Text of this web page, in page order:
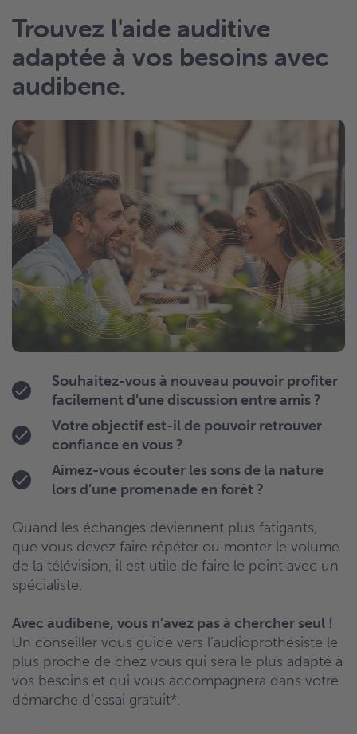
Trouvez l'aide auditive
adaptée à vos besoins avec
audibene.
Souhaitez-vous à nouveau pouvoir profiter
facilement d’une discussion entre amis ?
Votre objectif est-il de pouvoir retrouver
confiance en vous ?
Aimez-vous écouter les sons de la nature
lors d’une promenade en forêt ?
Quand les échanges deviennent plus fatigants,
que vous devez faire répéter ou monter le volume
de la télévision, il est utile de faire le point avec un
spécialiste.
Avec audibene, vous n’avez pas à chercher seul !
Un conseiller vous guide vers l’audioprothésiste le
plus proche de chez vous qui sera le plus adapté à
vos besoins et qui vous accompagnera dans votre
démarche d’essai gratuit*.